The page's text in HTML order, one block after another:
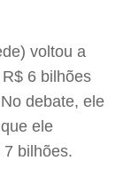
voltou a
6 bilhões
debate, ele
ele
bilhões.